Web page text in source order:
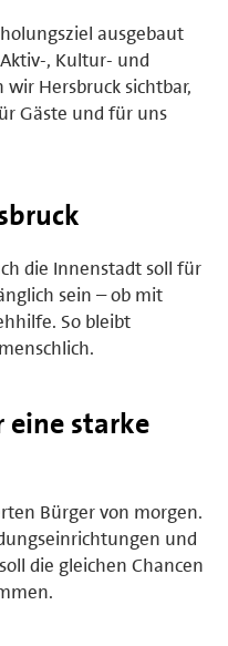
ausgebaut
, Kultur- und
Hersbruck sichtbar,
Gäste und für uns
die Innenstadt soll für
sein – ob mit
So bleibt
eine starke
Bürger von morgen.
und
die gleichen Chancen